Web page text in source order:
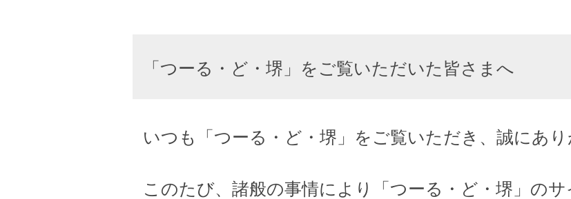
「つーる・ど・堺」をご覧いただいた皆さまへ
いつも「つーる・ど・堺」をご覧いただき、誠にあり
このたび、諸般の事情により「つーる・ど・堺」の